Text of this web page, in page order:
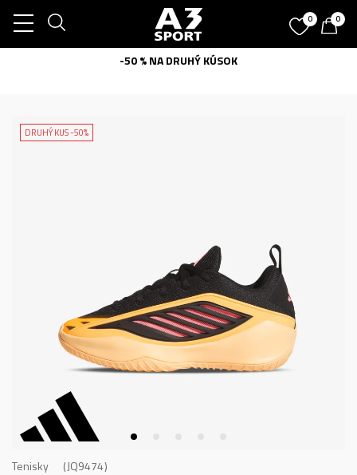
0 0
-50 % NA DRUHÝ KÚSOK
DRUHÝ KUS -50%
Tenisky JQ9474